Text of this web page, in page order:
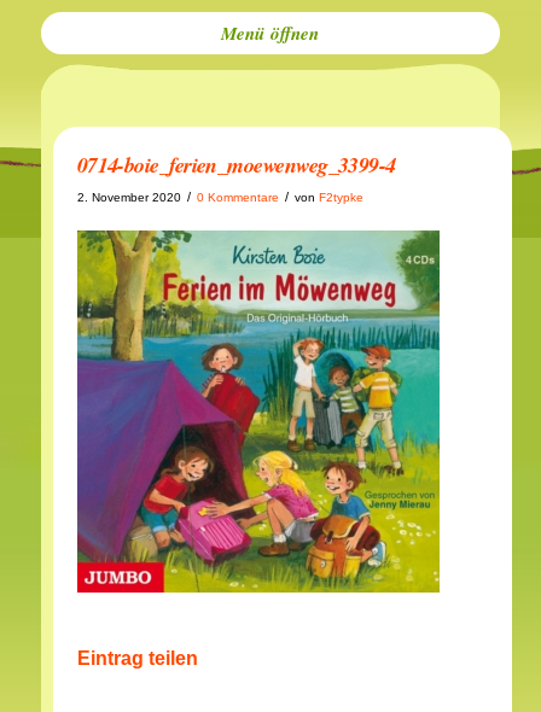
Menü
0714-boie_ferien_moewenweg_3399-4
2. November 2020 / 0 Kommentare / von F2typke
Eintrag teilen